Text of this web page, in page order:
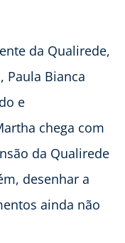
da Qualirede,
Paula Bianca
e
chega com
da Qualirede
desenhar a
ainda não